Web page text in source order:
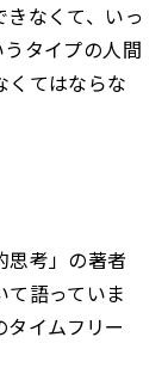
なくて、いっ
タイプの人間
くてはならな
思考」の著者
語っていま
イムフリー